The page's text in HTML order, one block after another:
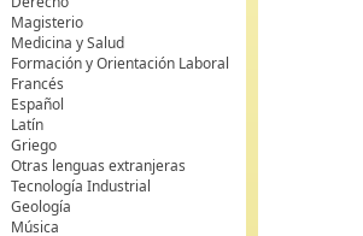
Magisterio
Medicina y Salud
Formación y Orientación Laboral
Francés
Español
Latín
Griego
Otras lenguas extranjeras
Tecnología Industrial
Geología
Música